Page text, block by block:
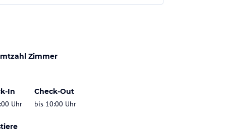
Zimmer
In
Uhr
Check-Out
bis 10:00 Uhr